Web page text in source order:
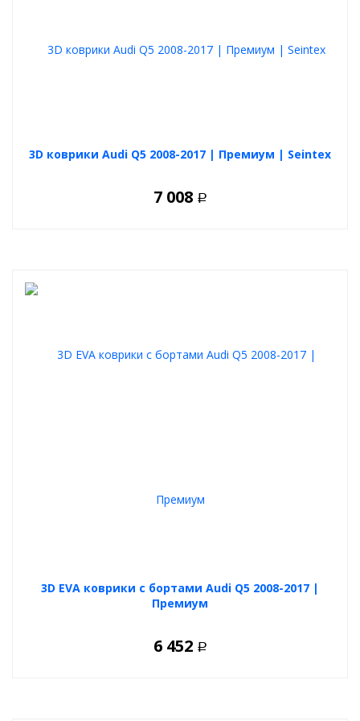
3D коврики Audi Q5 2008-2017 | Премиум | Seintex
7 008 Р
3D EVA коврики с бортами Audi Q5 2008-2017 |
Премиум
6 452 Р